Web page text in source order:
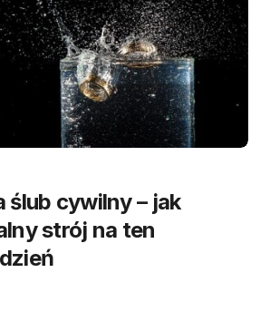
ślub cywilny – jak
strój na ten